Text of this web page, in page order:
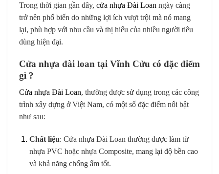
Trong thời gian gần đây, cửa nhựa Đài Loan ngày càng
trở nên phổ biến do những lợi ích vượt trội mà nó mang
lại, phù hợp với nhu cầu và thị hiếu của nhiều người tiêu
dùng hiện đại.
Cửa nhựa đài loan tại Vĩnh Cửu có đặc điểm
gì ?
Cửa nhựa Đài Loan, thường được sử dụng trong các công
trình xây dựng ở Việt Nam, có một số đặc điểm nổi bật
như sau:
Chất liệu: Cửa nhựa Đài Loan thường được làm từ
nhựa PVC hoặc nhựa Composite, mang lại độ bền cao
và khả năng chống ẩm tốt.